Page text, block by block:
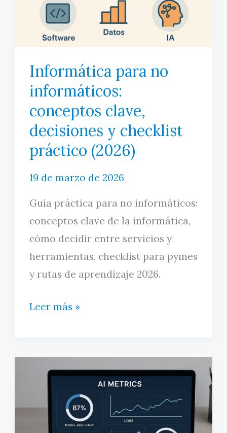
Informática para no
informáticos:
conceptos clave,
decisiones y checklist
práctico (2026)
19 de marzo de 2026
Guía práctica para no informáticos:
conceptos clave de la informática,
cómo decidir entre servicios y
herramientas, checklist para pymes
y rutas de aprendizaje 2026.
Informática
informáticos:
conceptos
decisiones
Leer más »
MI CUENTA